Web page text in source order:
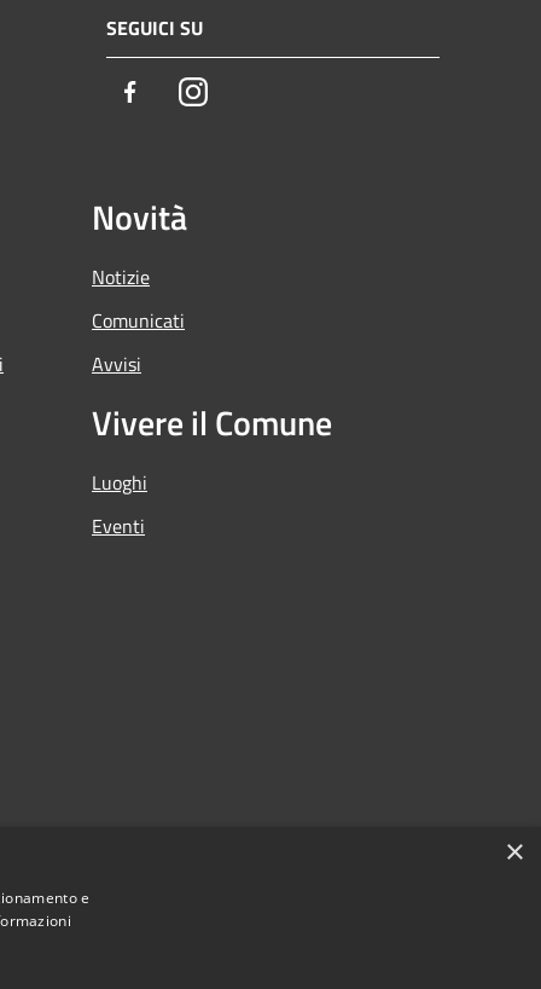
SEGUICI SU
FacebookInstagram
Novità
Notizie
Comunicati
Avvisi
Vivere il Comune
Luoghi
Eventi
×
e